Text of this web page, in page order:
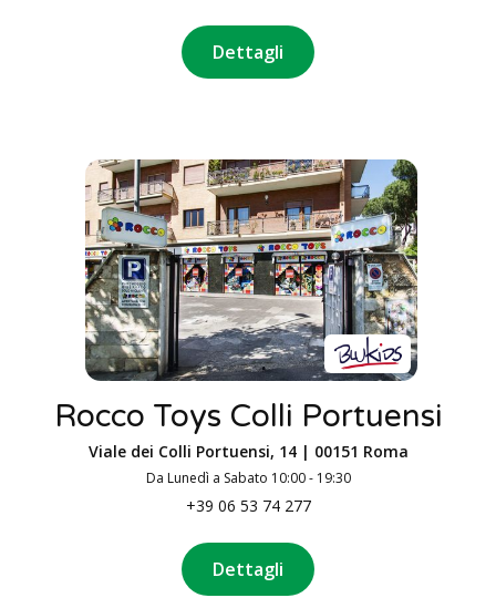
Dettagli
Rocco Toys Colli Portuensi
Viale dei Colli Portuensi, 14 | 00151 Roma
Da Lunedì a Sabato 10:00 - 19:30
+39 06 53 74 277
Dettagli